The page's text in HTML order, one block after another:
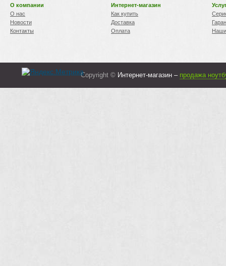
О компании
О нас
Новости
Контакты
Интернет-магазин
Как купить
Доставка
Оплата
Copyright © Интернет-магазин – продажа